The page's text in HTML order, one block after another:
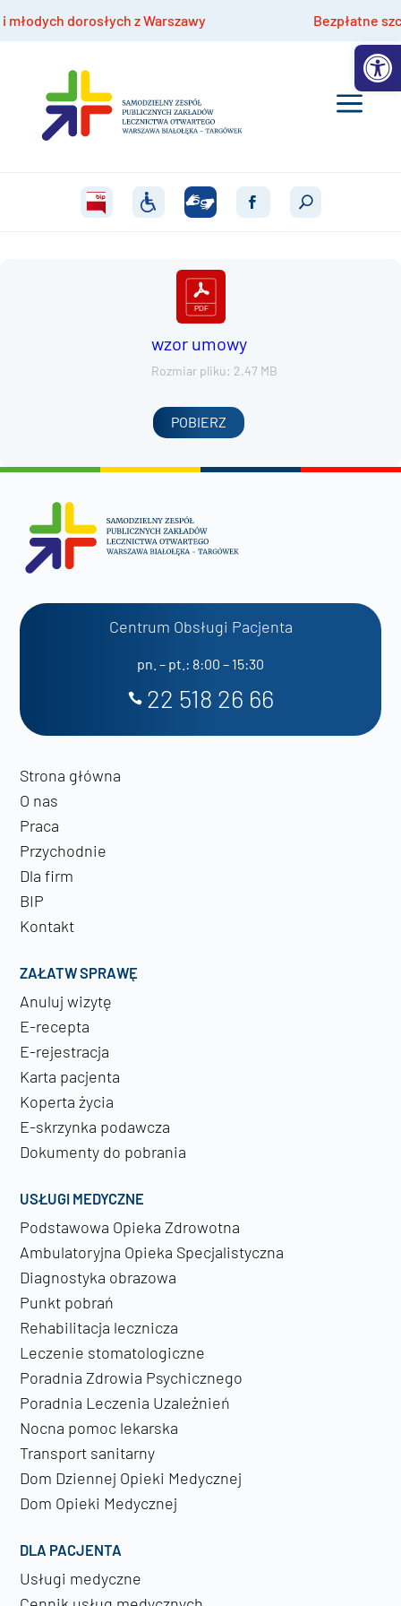
dorosłych z Warszawy Bezpłatne
wzor umowy
Rozmiar pliku: 2.47 MB
POBIERZ
Centrum Obsługi Pacjenta
pn. – pt.: 8:00 – 15:30
22 518 26 66
Strona główna
O nas
Praca
Przychodnie
Dla firm
BIP
Kontakt
ZAŁATW SPRAWĘ
Anuluj wizytę
E-recepta
E-rejestracja
Karta pacjenta
Koperta życia
E-skrzynka podawcza
Dokumenty do pobrania
USŁUGI MEDYCZNE
Podstawowa Opieka Zdrowotna
Ambulatoryjna Opieka Specjalistyczna
Diagnostyka obrazowa
Punkt pobrań
Rehabilitacja lecznicza
Leczenie stomatologiczne
Poradnia Zdrowia Psychicznego
Poradnia Leczenia Uzależnień
Nocna pomoc lekarska
Transport sanitarny
Dom Dziennej Opieki Medycznej
Dom Opieki Medycznej
DLA PACJENTA
Usługi medyczne